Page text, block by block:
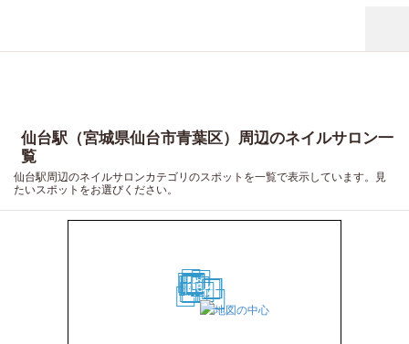
仙台駅（宮城県仙台市青葉区）周辺のネイルサロン一
覧
仙台駅周辺のネイルサロンカテゴリのスポットを一覧で表示しています。見
たいスポットをお選びください。
12
3 4
5
67
8
9
10
11
12
13
14
15
16
17
18
19
20